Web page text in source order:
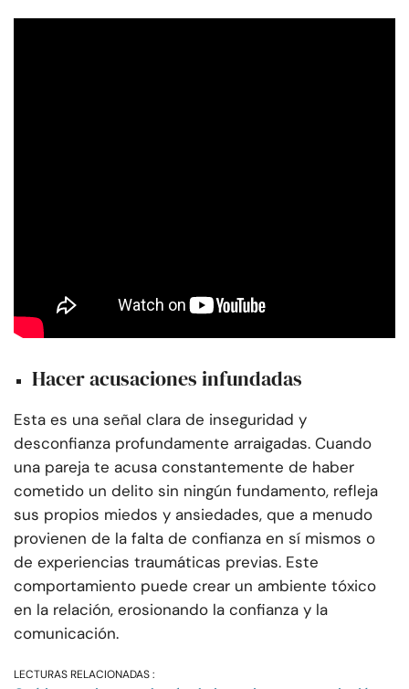
Hacer acusaciones infundadas
Esta es una señal clara de inseguridad y
desconfianza profundamente arraigadas. Cuando
una pareja te acusa constantemente de haber
cometido un delito sin ningún fundamento, refleja
sus propios miedos y ansiedades, que a menudo
provienen de la falta de confianza en sí mismos o
de experiencias traumáticas previas. Este
comportamiento puede crear un ambiente tóxico
en la relación, erosionando la confianza y la
comunicación.
LECTURAS RELACIONADAS :